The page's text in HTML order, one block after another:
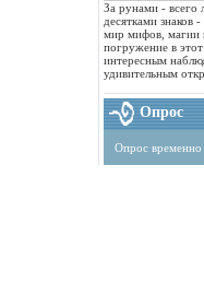
За рунами - всего
десятками знаков
мир мифов, магии
погружение в
интересным
удивительным
Опрос
Опрос временно